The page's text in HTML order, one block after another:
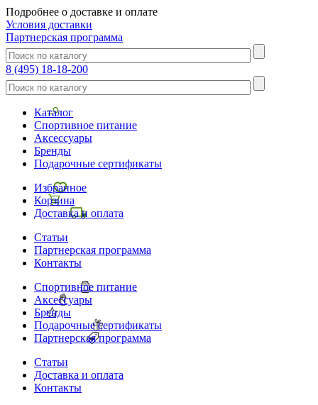
Подробнее о доставке и оплате
Условия доставки
Партнерская программа
8 (495) 18-18-200
Каталог
Спортивное питание
Аксессуары
Бренды
Подарочные сертификаты
Избранное
Корзина
Доставка и оплата
Статьи
Партнерская программа
Контакты
Спортивное питание
Аксессуары
Бренды
Подарочные сертификаты
Партнерская программа
Статьи
Доставка и оплата
Контакты